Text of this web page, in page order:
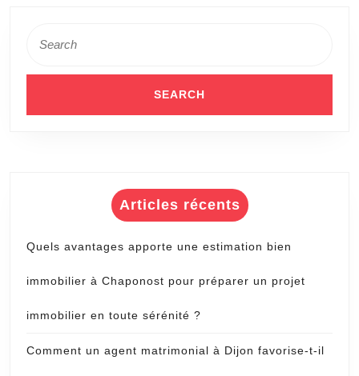
for:
Articles récents
Quels avantages apporte une estimation bien
immobilier à Chaponost pour préparer un projet
immobilier en toute sérénité ?
Comment un agent matrimonial à Dijon favorise-t-il